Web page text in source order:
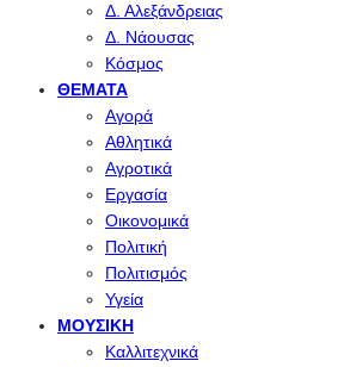
Δ. Αλεξάνδρειας
Δ. Νάουσας
Κόσμος
ΘΈΜΑΤΑ
Αγορά
Αθλητικά
Αγροτικά
Εργασία
Οικονομικά
Πολιτική
Πολιτισμός
Υγεία
ΜΟΥΣΙΚΉ
Καλλιτεχνικά